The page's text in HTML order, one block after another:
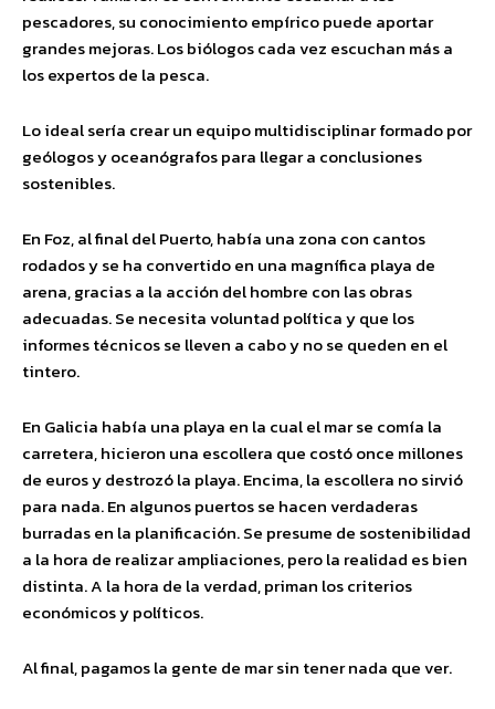
pescadores, su conocimiento empírico puede aportar
grandes mejoras. Los biólogos cada vez escuchan más a
los expertos de la pesca.
Lo ideal sería crear un equipo multidisciplinar formado por
geólogos y oceanógrafos para llegar a conclusiones
sostenibles.
En Foz, al final del Puerto, había una zona con cantos
rodados y se ha convertido en una magnífica playa de
arena, gracias a la acción del hombre con las obras
adecuadas. Se necesita voluntad política y que los
informes técnicos se lleven a cabo y no se queden en el
tintero.
En Galicia había una playa en la cual el mar se comía la
carretera, hicieron una escollera que costó once millones
de euros y destrozó la playa. Encima, la escollera no sirvió
para nada. En algunos puertos se hacen verdaderas
burradas en la planificación. Se presume de sostenibilidad
a la hora de realizar ampliaciones, pero la realidad es bien
distinta. A la hora de la verdad, priman los criterios
económicos y políticos.
Al final, pagamos la gente de mar sin tener nada que ver.